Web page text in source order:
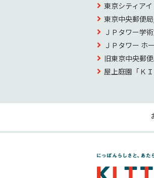
東京シティア
東京中央郵便
ＪＰタワー学
ＪＰタワー ホ
旧東京中央郵
屋上庭園「Ｋ